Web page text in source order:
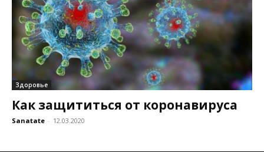
Здоровье
Как защититься от коронавируса
Sanatate - 12.03.2020